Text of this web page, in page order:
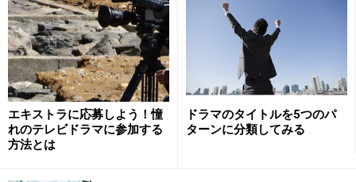
Amazonで見る
一方、藤田まことといえば「必殺シリーズ」の中村主
水。『必殺仕事人』でスタート当初は土曜22時台でした
が1975年の『必殺仕置屋稼業』で金曜22時台に変わり、
1987年まで続きました。こちらは「金曜夜10時の男」で
エキストラに応募しよう！憧
れのテレビドラマに参加する
方法とは
ドラマのタイトルを5つのパ
ターンに分類してみる